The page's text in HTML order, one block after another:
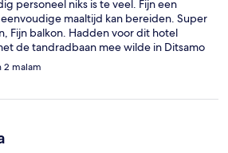
personeel niks is te veel. Fijn een
maaltijd kan bereiden. Super
Fijn balkon. Hadden voor dit hotel
de tandradbaan mee wilde in Ditsamo
2 malam